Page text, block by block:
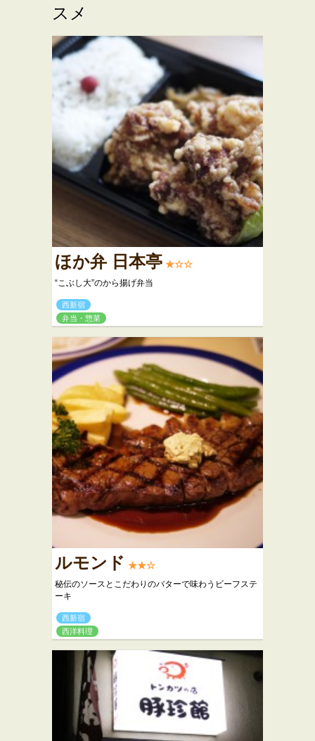
スメ
ほか弁 日本亭 ★☆☆
“こぶし大”のから揚げ弁当
西新宿
弁当・惣菜
ルモンド ★★☆
秘伝のソースとこだわりのバターで味わうビーフステ
ーキ
西新宿
西洋料理